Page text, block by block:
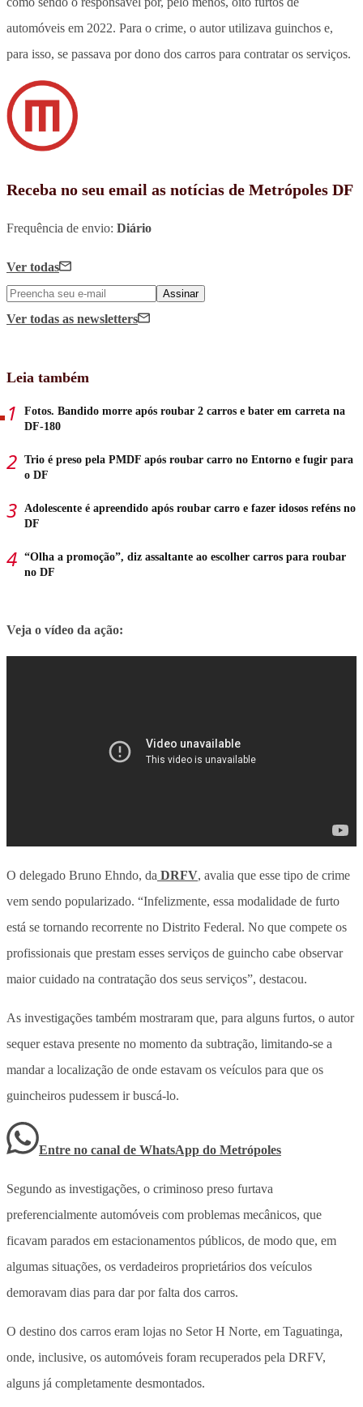
automóveis em 2022. Para o crime, o autor utilizava guinchos e,
para isso, se passava por dono dos carros para contratar os serviços.
Receba no seu email as notícias de Metrópoles DF
Frequência de envio: Diário
Ver todas
Assinar
Ver todas as newsletters
Leia também
Fotos. Bandido morre após roubar 2 carros e bater em carreta na
DF-180
Trio é preso pela PMDF após roubar carro no Entorno e fugir para
o DF
Adolescente é apreendido após roubar carro e fazer idosos reféns no
DF
“Olha a promoção”, diz assaltante ao escolher carros para roubar
no DF
Veja o vídeo da ação:
O delegado Bruno Ehndo, da DRFV, avalia que esse tipo de crime
vem sendo popularizado. “Infelizmente, essa modalidade de furto
está se tornando recorrente no Distrito Federal. No que compete os
profissionais que prestam esses serviços de guincho cabe observar
maior cuidado na contratação dos seus serviços”, destacou.
As investigações também mostraram que, para alguns furtos, o autor
sequer estava presente no momento da subtração, limitando-se a
mandar a localização de onde estavam os veículos para que os
guincheiros pudessem ir buscá-lo.
Entre no canal de WhatsApp do Metrópoles
Segundo as investigações, o criminoso preso furtava
preferencialmente automóveis com problemas mecânicos, que
ficavam parados em estacionamentos públicos, de modo que, em
algumas situações, os verdadeiros proprietários dos veículos
demoravam dias para dar por falta dos carros.
O destino dos carros eram lojas no Setor H Norte, em Taguatinga,
onde, inclusive, os automóveis foram recuperados pela DRFV,
alguns já completamente desmontados.